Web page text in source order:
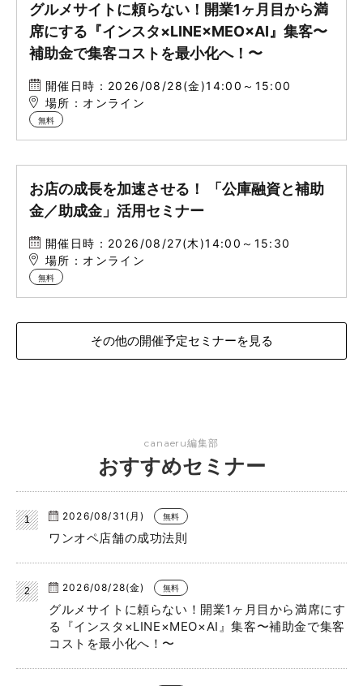
グルメサイトに頼らない！開業1ヶ月目から満
席にする『インスタ×LINE×MEO×AI』集客〜
補助金で集客コストを最小化へ！〜
開催日時：2026/08/28(金)14:00～15:00
場所：オンライン
無料
お店の成長を加速させる！ 「公庫融資と補助
金／助成金」活用セミナー
開催日時：2026/08/27(木)14:00～15:30
場所：オンライン
無料
その他の開催予定セミナーを見る
canaeru編集部
おすすめセミナー
2026/08/31(月) 無料
ワンオペ店舗の成功法則
2026/08/28(金) 無料
グルメサイトに頼らない！開業1ヶ月目から満席にす
る『インスタ×LINE×MEO×AI』集客〜補助金で集客
コストを最小化へ！〜